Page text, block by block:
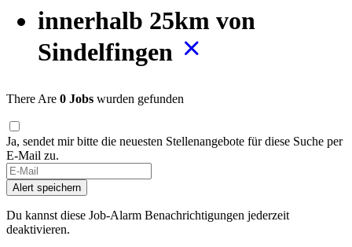
innerhalb 25km von
Sindelfingen
There Are 0 Jobs wurden gefunden
Ja, sendet mir bitte die neuesten Stellenangebote für diese Suche per
E-Mail zu.
Alert speichern
Du kannst diese Job-Alarm Benachrichtigungen jederzeit
deaktivieren.